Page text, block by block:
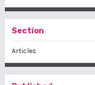
Section
Articles